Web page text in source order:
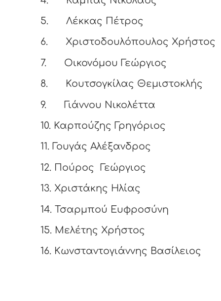
5. Λέκκας Πέτρος
6. Χριστοδουλόπουλος Χρήστος
7. Οικονόμου Γεώργιος
8. Κουτσογκίλας Θεμιστοκλής
9. Γιάννου Νικολέττα
10. Καρπούζης Γρηγόριος
11. Γουγάς Αλέξανδρος
12. Πούρος Γεώργιος
13. Χριστάκης Ηλίας
14. Τσαρμπού Ευφροσύνη
15. Μελέτης Χρήστος
16. Κωνσταντογιάννης Βασίλειος